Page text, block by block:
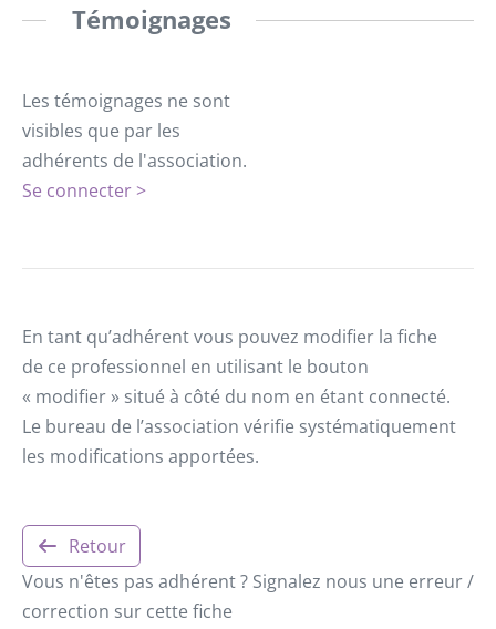
Témoignages
Les témoignages ne sont
visibles que par les
adhérents de l'association.
Se connecter >
En tant qu’adhérent vous pouvez modifier la fiche
de ce professionnel en utilisant le bouton
« modifier » situé à côté du nom en étant connecté.
Le bureau de l’association vérifie systématiquement
les modifications apportées.
Retour
Vous n'êtes pas adhérent ? Signalez nous une erreur /
correction sur cette fiche